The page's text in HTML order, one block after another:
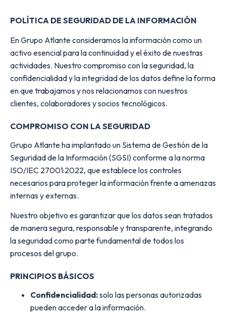
POLÍTICA DE SEGURIDAD DE LA INFORMACIÓN
En Grupo Atlante consideramos la información como un
activo esencial para la continuidad y el éxito de nuestras
actividades. Nuestro compromiso con la seguridad, la
confidencialidad y la integridad de los datos define la forma
en que trabajamos y nos relacionamos con nuestros
clientes, colaboradores y socios tecnológicos.
COMPROMISO CON LA SEGURIDAD
Grupo Atlante ha implantado un Sistema de Gestión de la
Seguridad de la Información (SGSI) conforme a la norma
ISO/IEC 27001:2022, que establece los controles
necesarios para proteger la información frente a amenazas
internas y externas.
Nuestro objetivo es garantizar que los datos sean tratados
de manera segura, responsable y transparente, integrando
la seguridad como parte fundamental de todos los
procesos del grupo.
PRINCIPIOS BÁSICOS
Confidencialidad:solo las personas autorizadas
pueden acceder a la información.